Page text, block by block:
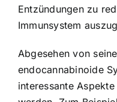
Entzündungen zu
Immunsystem
Abgesehen von
endocannabinoide
interessante